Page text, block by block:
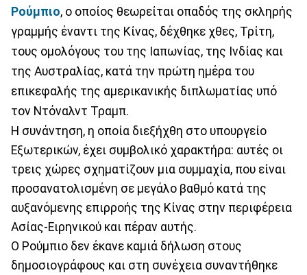
Ρούμπιο, ο οποίος θεωρείται οπαδός της σκληρής
γραμμής έναντι της Κίνας, δέχθηκε χθες, Τρίτη,
τους ομολόγους του της Ιαπωνίας, της Ινδίας και
της Αυστραλίας, κατά την πρώτη ημέρα του
επικεφαλής της αμερικανικής διπλωματίας υπό
τον Ντόναλντ Τραμπ.
Η συνάντηση, η οποία διεξήχθη στο υπουργείο
Εξωτερικών, έχει συμβολικό χαρακτήρα: αυτές οι
τρεις χώρες σχηματίζουν μια συμμαχία, που είναι
προσανατολισμένη σε μεγάλο βαθμό κατά της
αυξανόμενης επιρροής της Κίνας στην περιφέρεια
Ασίας-Ειρηνικού και πέραν αυτής.
Ο Ρούμπιο δεν έκανε καμιά δήλωση στους
δημοσιογράφους και στη συνέχεια συναντήθηκε